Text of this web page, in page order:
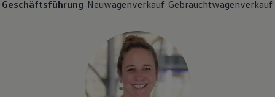
Geschäftsführung Neuwagenverkauf Gebrauchtwagenverkauf